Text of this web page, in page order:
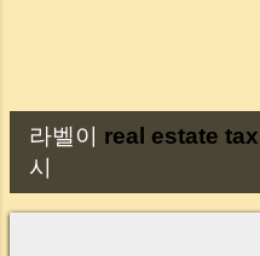
글
라벨이 real estate tax
시